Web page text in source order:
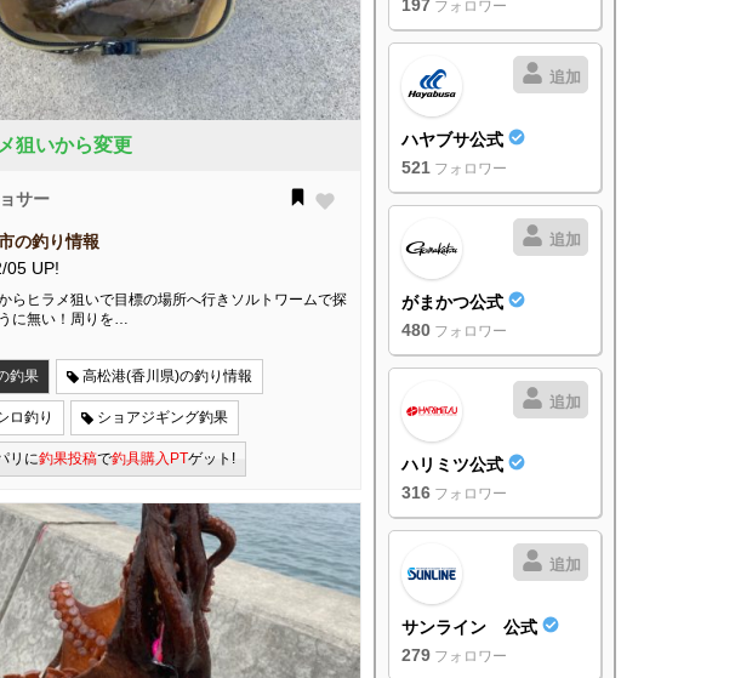
狙いから変更
サー
の釣り情報
05 UP!
らヒラメ狙いで目標の場所へ行きソルトワームで探
に無い！周りを…
釣果 高松港(香川県)の釣り情報
ロ釣り ショアジギング釣果
リに釣果投稿で釣具購入PTゲット!
197 フォロワー
追加
ハヤブサ公式
521 フォロワー
追加
がまかつ公式
480 フォロワー
追加
ハリミツ公式
316 フォロワー
追加
サンライン 公式
279 フォロワー